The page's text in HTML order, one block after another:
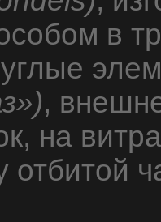
в
,
на
отбитой